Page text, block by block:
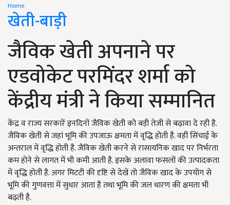
Home
खेती-बाड़ी
जैविक खेती अपनाने पर
एडवोकेट परमिंदर शर्मा को
केंद्रीय मंत्री ने किया सम्मानित
केंद्र व राज्य सरकारें इनदिनों जैविक खेती को बड़ी तेजी से बढ़ावा दे रही है.
जैविक खेती से जहां भूमि की उपजाऊ क्षमता में वृद्धि होती है. वहीं सिंचाई के
अन्तराल में वृद्धि होती है. जैविक खेती करने से रासायनिक खाद पर निर्भरता
कम होने से लागत में भी कमी आती है. इसके अलावा फसलों की उत्पादकता
में वृद्धि होती है. अगर मिटटी की दृष्टि से देखें तो जैविक खाद के उपयोग से
भूमि की गुणवत्ता में सुधार आता है तथा भूमि की जल धारण की क्षमता भी
बढ़ती है.